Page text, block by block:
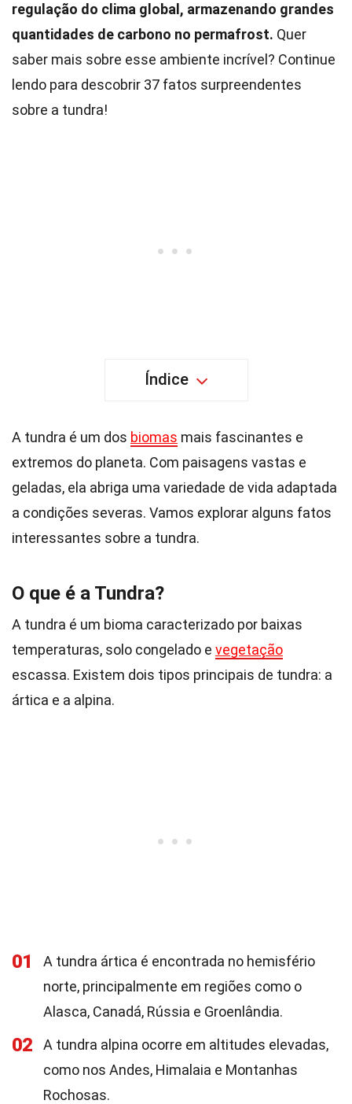
regulação do clima global, armazenando grandes
quantidades de carbono no permafrost. Quer
saber mais sobre esse ambiente incrível? Continue
lendo para descobrir 37 fatos surpreendentes
sobre a tundra!
Índice
A tundra é um dos biomas mais fascinantes e
extremos do planeta. Com paisagens vastas e
geladas, ela abriga uma variedade de vida adaptada
a condições severas. Vamos explorar alguns fatos
interessantes sobre a tundra.
O que é a Tundra?
A tundra é um bioma caracterizado por baixas
temperaturas, solo congelado e vegetação
escassa. Existem dois tipos principais de tundra: a
ártica e a alpina.
01
A tundra ártica é encontrada no hemisfério
norte, principalmente em regiões como o
Alasca, Canadá, Rússia e Groenlândia.
02
A tundra alpina ocorre em altitudes elevadas,
como nos Andes, Himalaia e Montanhas
Rochosas.